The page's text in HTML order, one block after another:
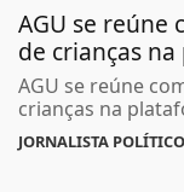
AGU se reúne
de crianças
AGU se reúne
crianças na
JORNALISTA